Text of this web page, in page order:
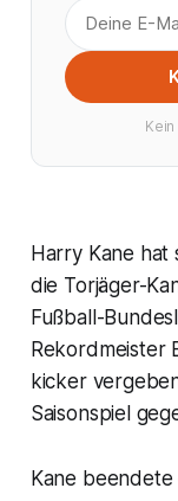
Harry Kane hat
die Torjäger-
Fußball-
Rekordmeister
kicker
Saisonspiel
Kane